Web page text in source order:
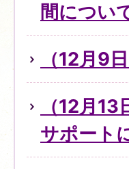
間につい
（12月9
（12月
サポート